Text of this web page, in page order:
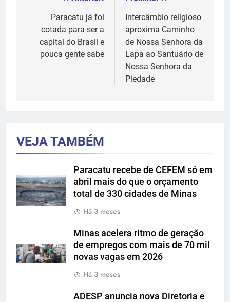
Post
Paracatu já foi
cotada para ser a
capital do Brasil e
pouca gente sabe
Intercâmbio religioso
aproxima Caminho
de Nossa Senhora da
Lapa ao Santuário de
Nossa Senhora da
Piedade
VEJA TAMBÉM
Paracatu recebe de CEFEM só em
abril mais do que o orçamento
total de 330 cidades de Minas
Há 3 meses
Minas acelera ritmo de geração
de empregos com mais de 70 mil
novas vagas em 2026
Há 3 meses
ADESP anuncia nova Diretoria e